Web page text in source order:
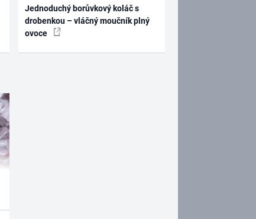
Jednoduchý borůvkový koláč s
drobenkou – vláčný moučník plný
ovoce